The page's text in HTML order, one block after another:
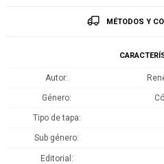
MÉTODOS Y
Autor
Género
Tipo de tapa
Sub género
Editorial